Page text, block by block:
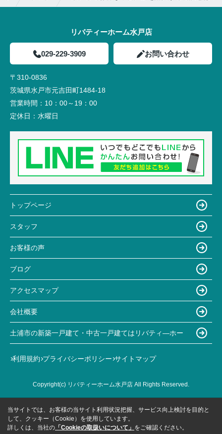
リバティーホーム水戸店
029-229-3909 お問い合わせ
〒310-0836
茨城県水戸市元吉田町1484-18
営業時間： 10：00～19：00
定休日： 水曜日
トップページ
スタッフ
お客様の声
ブログ
アクセスマップ
会社概要
土浦市の新築一戸建て・中古一戸建てはリバティ―ホー
利用規約 プライバシーポリシー サイトマップ
Copyright(c) リバティーホーム水戸店 All Rights Reserved.
当サイトでは、お客様の当サイト利用状況把握、サービス向上検討を目的と
して、クッキー（Cookie）を使用しています。
詳しくは、当社の 「Cookieの取扱いについて」 をご確認ください。